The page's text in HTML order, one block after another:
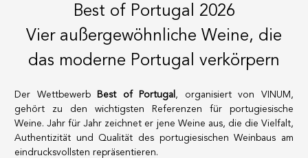
SICHERE ZAHLUNG
100% SOFORT LIEFERBARE PRODUKTE
Optimale Bedingungen
Best of Portugal 2026
Vier außergewöhnliche Weine, die
das moderne Portugal verkörpern
Der Wettbewerb Best of Portugal , organisiert von VINUM,
gehört zu den wichtigsten Referenzen für portugiesische
Weine. Jahr für Jahr zeichnet er jene Weine aus, die die Vielfalt,
Authentizität und Qualität des portugiesischen Weinbaus am
eindrucksvollsten repräsentieren.